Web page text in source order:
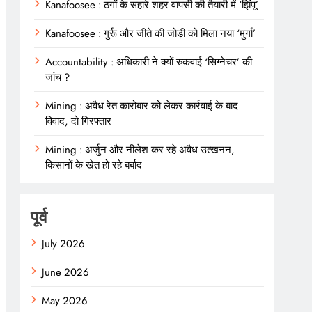
Kanafoosee : ठगों के सहारे शहर वापसी की तैयारी में ‘झिंपू’
Kanafoosee : गुर्रू और जीते की जोड़ी को मिला नया ‘मुर्गा’
Accountability : अधिकारी ने क्यों रुकवाई ‘सिग्नेचर’ की
जांच ?
Mining : अवैध रेत कारोबार को लेकर कार्रवाई के बाद
विवाद, दो गिरफ्तार
Mining : अर्जुन और नीलेश कर रहे अवैध उत्खनन,
किसानों के खेत हो रहे बर्बाद
पूर्व
July 2026
June 2026
May 2026